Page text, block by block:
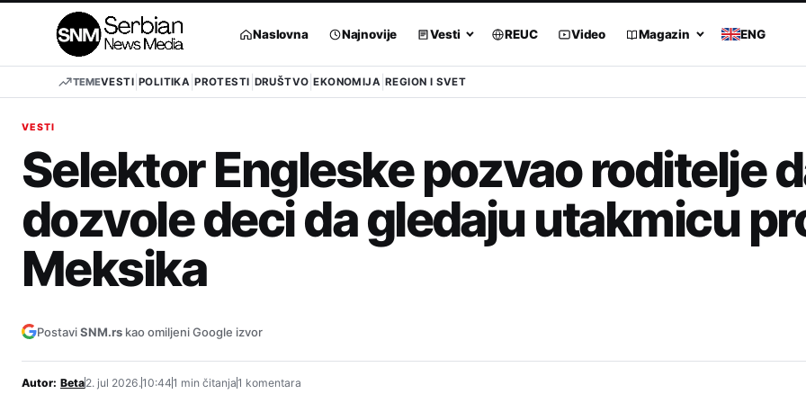
Naslovna Najnovije Vesti REUC Video Magazin ENG
TEMEVESTI POLITIKA PROTESTI DRUŠTVO EKONOMIJA REGION I SVET
VESTI
Selektor Engleske pozvao roditelje
dozvole deci da gledaju utakmicu
Meksika
PostaviSNM.rs kao omiljeni Google izvor
Autor: Beta2. jul 2026.10:441 min čitanja1 komentara